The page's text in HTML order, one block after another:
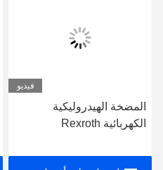
فيديو
المضخة الهيدروليكية
الكهربائية Rexroth
PPA12G30